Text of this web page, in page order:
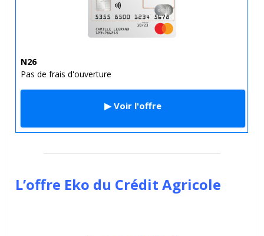
N26
Pas de frais d'ouverture
▶ Voir l'offre
L’offre Eko du Crédit Agricole